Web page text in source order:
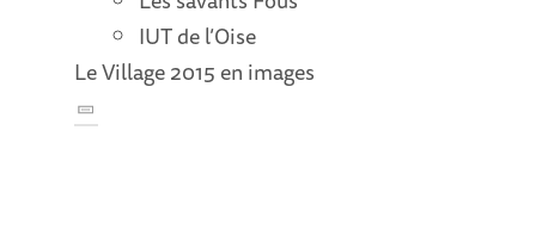
IUT de l’Oise
Le Village 2015 en images